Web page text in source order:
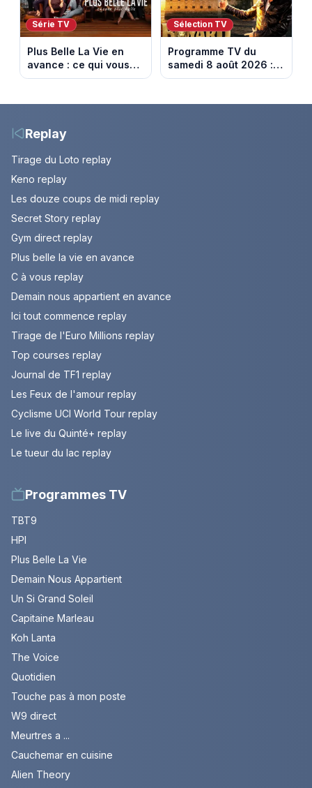
Série TV
Plus Belle La Vie en
avance : ce qui vous
attend la semaine du
(spoiler)
Sélection TV
Programme TV du
samedi 8 août 2026 :
notre sélection pour
Replay
Tirage du Loto replay
Keno replay
Les douze coups de midi replay
Secret Story replay
Gym direct replay
Plus belle la vie en avance
C à vous replay
Demain nous appartient en avance
Ici tout commence replay
Tirage de l'Euro Millions replay
Top courses replay
Journal de TF1 replay
Les Feux de l'amour replay
Cyclisme UCI World Tour replay
Le live du Quinté+ replay
Le tueur du lac replay
Programmes TV
TBT9
HPI
Plus Belle La Vie
Demain Nous Appartient
Un Si Grand Soleil
Capitaine Marleau
Koh Lanta
The Voice
Quotidien
Touche pas à mon poste
W9 direct
Meurtres a ...
Cauchemar en cuisine
Alien Theory